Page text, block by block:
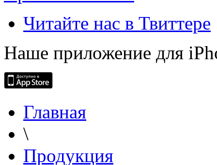
Читайте нас в Твиттере
Наше приложение для
Главная
\
Продукция